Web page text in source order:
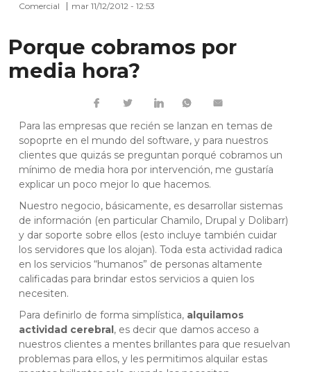
Comercial mar 11/12/2012 - 12:53
Porque cobramos por
media hora?
Para las empresas que recién se lanzan en temas de
sopoprte en el mundo del software, y para nuestros
clientes que quizás se preguntan porqué cobramos un
mínimo de media hora por intervención, me gustaría
explicar un poco mejor lo que hacemos.
Nuestro negocio, básicamente, es desarrollar sistemas
de información (en particular Chamilo, Drupal y Dolibarr)
y dar soporte sobre ellos (esto incluye también cuidar
los servidores que los alojan). Toda esta actividad radica
en los servicios “humanos” de personas altamente
calificadas para brindar estos servicios a quien los
necesiten.
Para definirlo de forma simplística, alquilamos
actividad cerebral, es decir que damos acceso a
nuestros clientes a mentes brillantes para que resuelvan
problemas para ellos, y les permitimos alquilar estas